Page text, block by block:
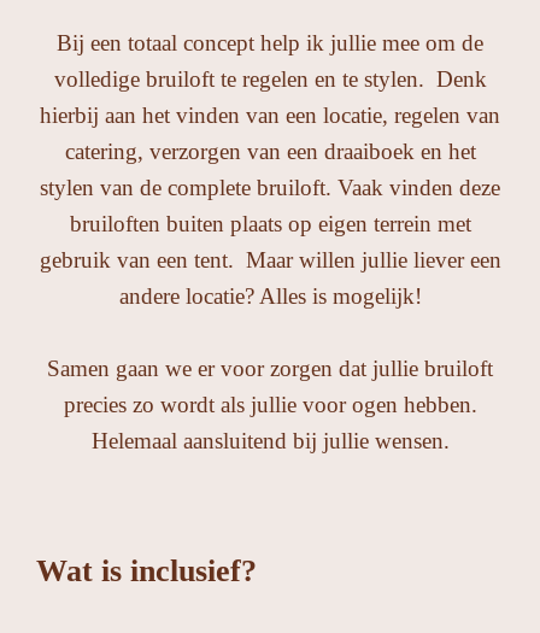
Bij een totaal concept help ik jullie mee om de
volledige bruiloft te regelen en te stylen. Denk
hierbij aan het vinden van een locatie, regelen van
catering, verzorgen van een draaiboek en het
stylen van de complete bruiloft. Vaak vinden deze
bruiloften buiten plaats op eigen terrein met
gebruik van een tent. Maar willen jullie liever een
andere locatie? Alles is mogelijk!
Samen gaan we er voor zorgen dat jullie bruiloft
precies zo wordt als jullie voor ogen hebben.
Helemaal aansluitend bij jullie wensen.
Wat is inclusief?